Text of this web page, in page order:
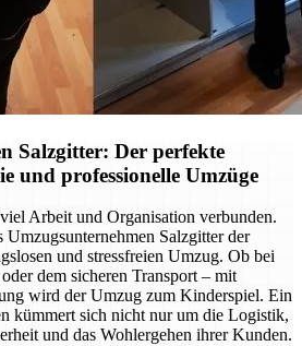
Salzgitter: Der perfekte
und professionelle Umzüge
Arbeit und Organisation verbunden.
Umzugsunternehmen Salzgitter der
und stressfreien Umzug. Ob bei
dem sicheren Transport – mit
wird der Umzug zum Kinderspiel. Ein
kümmert sich nicht nur um die Logistik,
und das Wohlergehen ihrer Kunden.